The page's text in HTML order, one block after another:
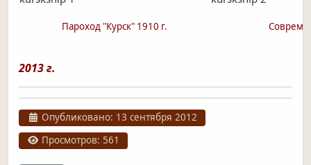
Пароход "Курск" 1910 г.
2013 г.
Информация о материале
Опубликовано: 13 сентября 2012
Просмотров: 561